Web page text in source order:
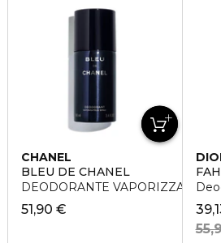
CHANEL
BLEU DE CHANEL
DEODORANTE VAPORIZZATORE
51,90 €